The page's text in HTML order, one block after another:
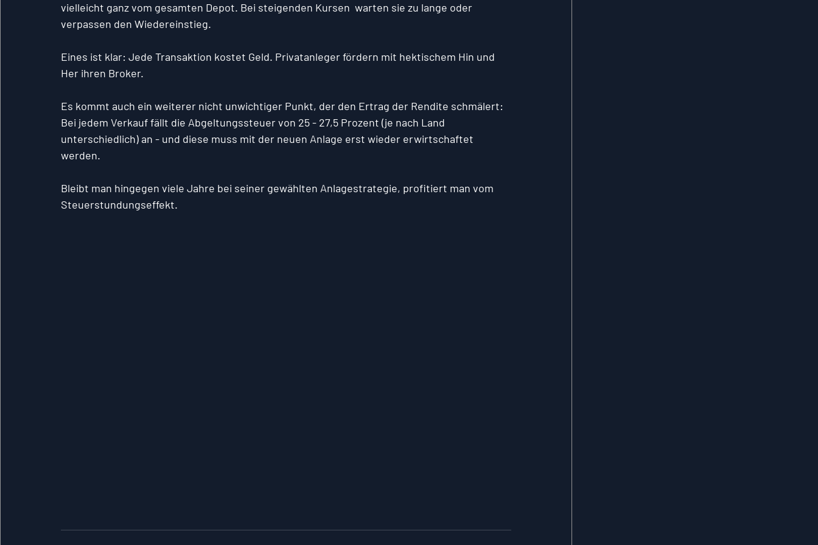
vielleicht ganz vom gesamten Depot. Bei steigenden Kursen  warten sie zu lange oder
verpassen den Wiedereinstieg.
Eines ist klar: Jede Transaktion kostet Geld. Privatanleger fördern mit hektischem Hin und
Her ihren Broker.
Es kommt auch ein weiterer nicht unwichtiger Punkt, der den Ertrag der Rendite schmälert:
Bei jedem Verkauf fällt die Abgeltungssteuer von 25 - 27,5 Prozent (je nach Land
unterschiedlich) an - und diese muss mit der neuen Anlage erst wieder erwirtschaftet
werden.
Bleibt man hingegen viele Jahre bei seiner gewählten Anlagestrategie, profitiert man vom
Steuerstundungseffekt.